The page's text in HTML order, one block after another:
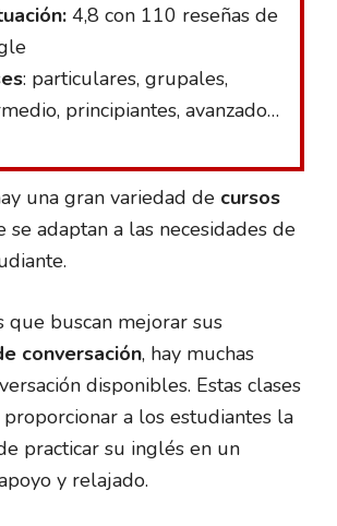
4,8 con 110 reseñas de
: particulares, grupales,
principiantes, avanzado…
una gran variedad de cursos
se adaptan a las necesidades de
que buscan mejorar sus
conversación, hay muchas
disponibles. Estas clases
a los estudiantes la
practicar su inglés en un
y relajado.